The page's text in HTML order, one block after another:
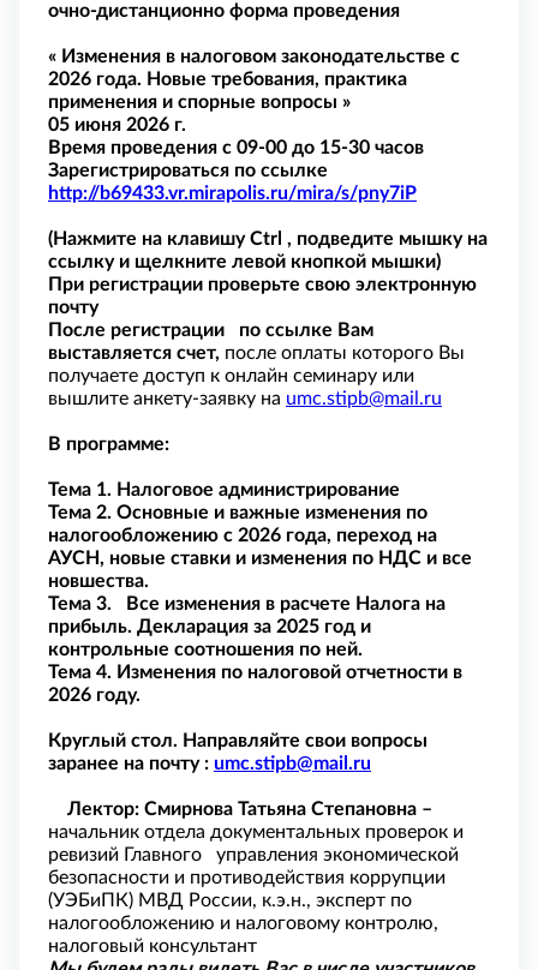
очно-дистанционно форма проведения
« Изменения в налоговом законодательстве с
2026 года. Новые требования, практика
применения и спорные вопросы »
05 июня 2026 г.
Время проведения с 09-00 до 15-30 часов
Зарегистрироваться по ссылке
http://b69433.vr.mirapolis.ru/mira/s/pny7iP
(Нажмите на клавишуCtrl , подведите мышку на
ссылку и щелкните левой кнопкой мышки)
При регистрации проверьте свою электронную
почту
После регистрации по ссылке Вам
выставляется счет, после оплаты которого Вы
получаете доступ к онлайн семинару или
вышлите анкету-заявку на umc.stipb@mail.ru
В программе:
Тема 1. Налоговое администрирование
Тема 2. Основные и важные изменения по
налогообложению с 2026 года, переход на
АУСН, новые ставки и изменения по НДС и все
новшества.
Тема 3.
Все изменения в расчете Налога на
прибыль. Декларация за 2025 год и
контрольные соотношения по ней.
Тема 4. Изменения по налоговой отчетности в
2026 году.
Круглый стол. Направляйте свои вопросы
заранее на почту : umc.stipb@mail.ru
Лектор: Смирнова Татьяна Степановна –
начальник отдела документальных проверок и
ревизий Главного управления экономической
безопасности и противодействия коррупции
(УЭБиПК) МВД России, к.э.н., эксперт по
налогообложению и налоговому контролю,
налоговый консультант